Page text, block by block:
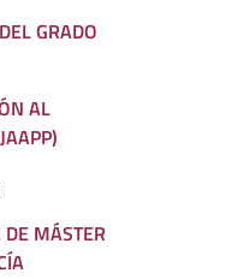
GRADO
AL
MÁSTER